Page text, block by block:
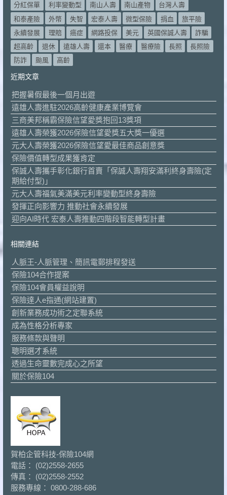
分紅保單
利率變動型 南山人壽 南山產物
台灣人壽
和泰產險
外幣 失智 宏泰人壽 微型保險 捐血
旅平險
永續發展
理賠 癌症 網路投保 美元 英國保誠人壽
詐騙
超高齡
退休 遠雄人壽 還本 醫療 醫療險 長照
長照險
防詐
颱風 高齡
近期文章
把握暑假最後一個月出遊
遠雄人壽進駐2026高齡健康產業博覽會
三商美邦稱霸保險信望愛獎抱回13獎項
遠雄人壽榮獲2026保險信望愛獎五大獎一優選
元大人壽榮獲2026保險信望愛最佳商品創意獎
保險價值轉型成果獲肯定
保誠人壽攜手彰化銀行首賣「保誠人壽翔安滿利終身壽險(定
期給付型)」
元大人壽福氣美滿美元利率變動型終身壽險
發揮正向影響力 推動社會永續發展
迎向AI時代 宏泰人壽推動四階段智能轉型計畫
相關連結
人脈王-人脈管理、簡訊電郵排程發送
保險104合作提案
保險104會員權益說明
保險達人e指通(網站建置)
創新業務成功術之定聯系統
成為性格分析專家
服務條款與聲明
聰明選才系統
透過生命靈數完成心之所望
關於保險104
賀柏企管科技-保險104網
電話： (02)2558-2655
傳真： (02)2558-2552
服務專線： 0800-288-686